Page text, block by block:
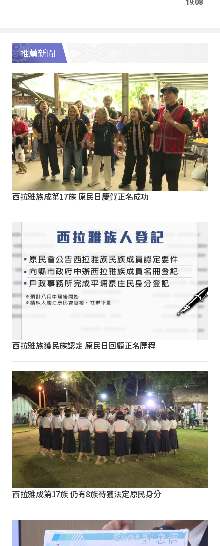
19:08
推薦新聞
西拉雅族成第17族 原民日慶賀正名成功
西拉雅族獲民族認定 原民日回顧正名歷程
西拉雅成第17族 仍有8族待獲法定原民身分